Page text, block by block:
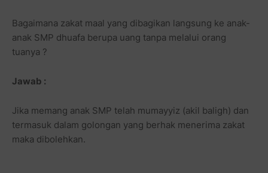
Bagaimana zakat maal yang dibagikan langsung ke anak-
anak SMP dhuafa berupa uang tanpa melalui orang
tuanya ?
Jawab :
Jika memang anak SMP telah mumayyiz (akil baligh) dan
termasuk dalam golongan yang berhak menerima zakat
maka dibolehkan.